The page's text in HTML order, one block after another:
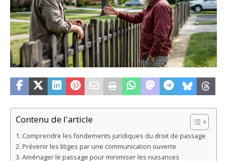
Contenu de l'article
Comprendre les fondements juridiques du droit de passage
Prévenir les litiges par une communication ouverte
Aménager le passage pour minimiser les nuisances